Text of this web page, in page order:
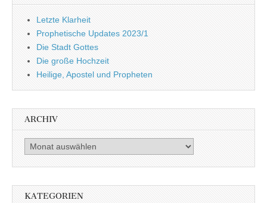
Letzte Klarheit
Prophetische Updates 2023/1
Die Stadt Gottes
Die große Hochzeit
Heilige, Apostel und Propheten
ARCHIV
Archiv
KATEGORIEN